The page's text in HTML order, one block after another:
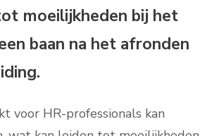
moeilijkheden bij het
baan na het afronden
voor HR-professionals kan